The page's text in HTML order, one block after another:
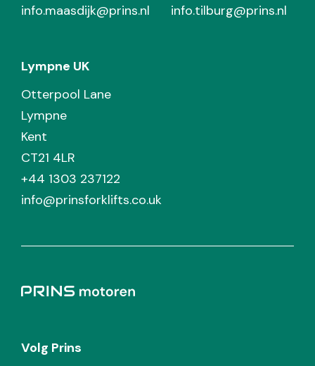
info.maasdijk@prins.nl
info.tilburg@prins.nl
Lympne UK
Otterpool Lane
Lympne
Kent
CT21 4LR
+44 1303 237122
info@prinsforklifts.co.uk
Volg Prins